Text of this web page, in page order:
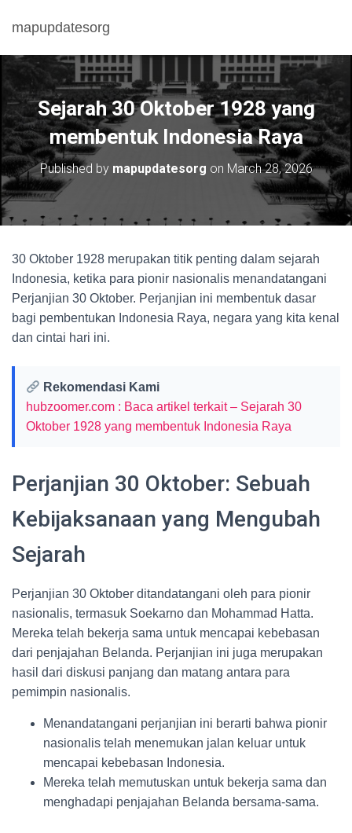
mapupdatesorg
Sejarah 30 Oktober 1928 yang
membentuk Indonesia Raya
Published by mapupdatesorg on March 28, 2026
30 Oktober 1928 merupakan titik penting dalam sejarah
Indonesia, ketika para pionir nasionalis menandatangani
Perjanjian 30 Oktober. Perjanjian ini membentuk dasar
bagi pembentukan Indonesia Raya, negara yang kita kenal
dan cintai hari ini.
Rekomendasi Kami
hubzoomer.com : Baca artikel terkait – Sejarah 30
Oktober 1928 yang membentuk Indonesia Raya
Perjanjian 30 Oktober: Sebuah
Kebijaksanaan yang Mengubah
Sejarah
Perjanjian 30 Oktober ditandatangani oleh para pionir
nasionalis, termasuk Soekarno dan Mohammad Hatta.
Mereka telah bekerja sama untuk mencapai kebebasan
dari penjajahan Belanda. Perjanjian ini juga merupakan
hasil dari diskusi panjang dan matang antara para
pemimpin nasionalis.
Menandatangani perjanjian ini berarti bahwa pionir
nasionalis telah menemukan jalan keluar untuk
mencapai kebebasan Indonesia.
Mereka telah memutuskan untuk bekerja sama dan
menghadapi penjajahan Belanda bersama-sama.